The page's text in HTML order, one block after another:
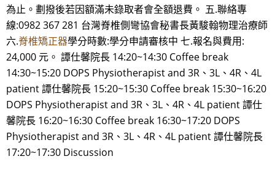
為止。劃撥後若因額滿未錄取者會全額退費。 五.聯絡專
線:0982 367 281 台灣脊椎側彎協會秘書長黃駿翰物理治療師
六.脊椎矯正器學分時數:學分申請審核中 七.報名與費用:
24,000 元。 譚仕馨院長 14:20~14:30 Coffee break
14:30~15:20 DOPS Physiotherapist and 3R、3L、4R、4L
patient 譚仕馨院長 15:20~15:30 Coffee break 15:30~16:20
DOPS Physiotherapist and 3R、3L、4R、4L patient 譚仕
馨院長 16:20~16:30 Coffee break 16:30~17:20 DOPS
Physiotherapist and 3R、3L、4R、4L patient 譚仕馨院長
17:20~17:30 Discussion